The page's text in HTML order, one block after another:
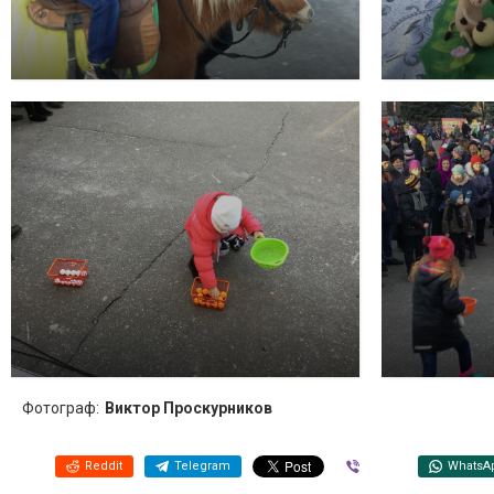
Фотограф: Виктор Проскурников
Reddit Telegram